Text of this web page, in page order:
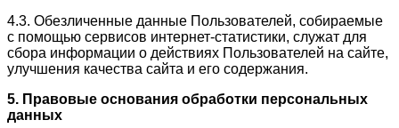
4.3. Обезличенные данные Пользователей, собираемые
с помощью сервисов интернет-статистики, служат для
сбора информации о действиях Пользователей на сайте,
улучшения качества сайта и его содержания.
5. Правовые основания обработки персональных
данных